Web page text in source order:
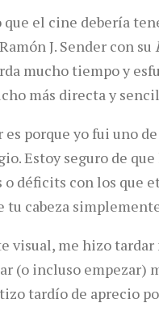
el cine debería
J. Sender con su
mucho tiempo y
más directa y
porque yo fui uno
Estoy seguro de
déficits con los que
tu cabeza
visual, me hizo
(o incluso empezar)
tardío de aprecio